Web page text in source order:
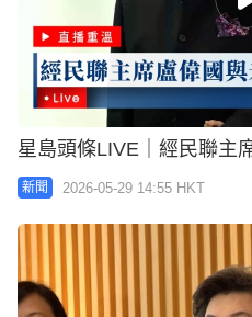
星島頭條LIVE｜經民聯主
新聞 2026-05-29 14:55 HKT